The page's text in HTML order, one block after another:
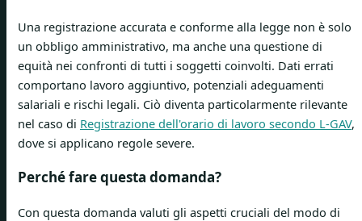
Una registrazione accurata e conforme alla legge non è solo
un obbligo amministrativo, ma anche una questione di
equità nei confronti di tutti i soggetti coinvolti. Dati errati
comportano lavoro aggiuntivo, potenziali adeguamenti
salariali e rischi legali. Ciò diventa particolarmente rilevante
nel caso di Registrazione dell'orario di lavoro secondo L-GAV,
dove si applicano regole severe.
Perché fare questa domanda?
Con questa domanda valuti gli aspetti cruciali del modo di